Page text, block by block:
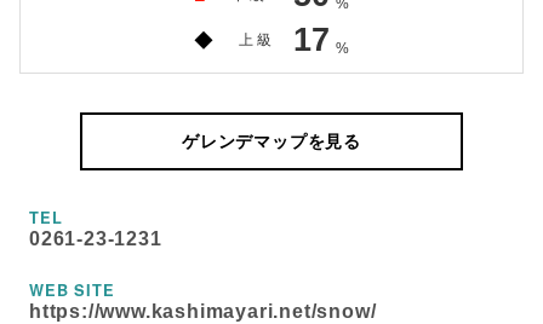
%
◆ 上 級 17 %
ゲレンデマップを見る
TEL
0261-23-1231
WEB SITE
https://www.kashimayari.net/snow/